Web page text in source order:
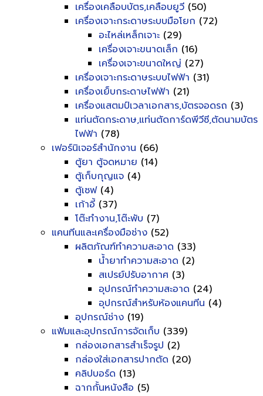
เครื่องเคลือบบัตร,เคลือบยูวี (50)
เครื่องเจาะกระดาษระบบมือโยก (72)
อะไหล่เหล็กเจาะ (29)
เครื่องเจาะขนาดเล็ก (16)
เครื่องเจาะขนาดใหญ่ (27)
เครื่องเจาะกระดาษระบบไฟฟ้า (31)
เครื่องเย็บกระดาษไฟฟ้า (21)
เครื่องแสตมป์เวลาเอกสาร,บัตรจอดรถ (3)
แท่นตัดกระดาษ,แท่นตัดการ์ดพีวีซี,ตัดนามบัตร
ไฟฟ้า (78)
เฟอร์นิเจอร์สำนักงาน (66)
ตู้ยา ตู้จดหมาย (14)
ตู้เก็บกุญแจ (4)
ตู้เซฟ(4)
เก้าอี้ (37)
โต๊ะทำงาน,โต๊ะพับ (7)
แคนทีนและเครื่องมือช่าง (52)
ผลิตภัณฑ์ทำความสะอาด (33)
น้ำยาทำความสะอาด (2)
สเปรย์ปรับอากาศ (3)
อุปกรณ์ทำความสะอาด (24)
อุปกรณ์สำหรับห้องแคนทีน (4)
อุปกรณ์ช่าง (19)
แฟ้มและอุปกรณ์การจัดเก็บ (339)
กล่องเอกสารสำเร็จรูป (2)
กล่องใส่เอกสารปากตัด (20)
คลิปบอร์ด (13)
ฉากกั้นหนังสือ (5)